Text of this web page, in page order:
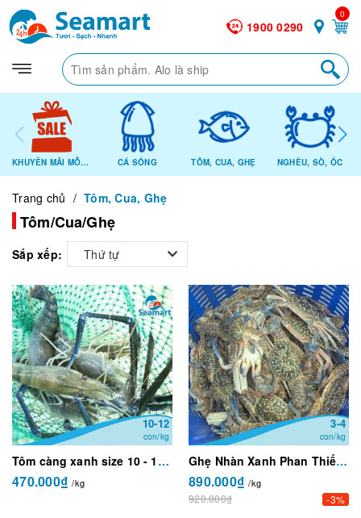
1900 0290
0
KHUYẾN MÃI MỖI NGÀY CÁ SỐNG TÔM, CUA, GHẸ NGHÊU, SÒ, ỐC
Trang chủ / Tôm, Cua, Ghẹ
Tôm/Cua/Ghẹ
Sắp xếp: Thứ tự
10-12
con/kg
Tôm càng xanh size 10 - 12 con/kg
470.000₫/kg
3-4
con/kg
Ghẹ Nhàn Xanh Phan Thiết Sống Size 3 - 4 con/kg
890.000₫/kg
920.000₫ -3%